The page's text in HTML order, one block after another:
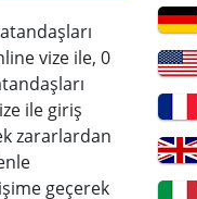
vize ile, 0
ile giriş
zararlardan
geçerek